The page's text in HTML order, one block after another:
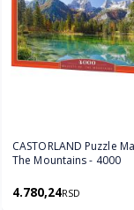
CASTORLAND Puzzle
The Mountains - 4000
4.780,24RSD